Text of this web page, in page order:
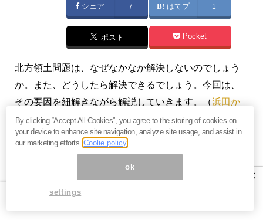
シェア 7 はてブ 1
ポスト Pocket
北方領土問題は、なぜなかなか解決しないのでしょう
か。また、どうしたら解決できるでしょう。今回は、
その要因を紐解きながら解説していきます。（浜田か
ずゆきの『ぶっちゃけ話はここだけで』浜田和幸）
※本記事は有料メルマガ『浜田かずゆきの『ぶっちゃけ
』2018年11月2日号の一部抜粋で
す。ご興味をお持ちの方はぜひこの機会に
うぞ。当月配信済みのバックナンバーもすぐ読めま
す。
×
By clicking “Accept All Cookies”, you agree to the storing of cookies on
your device to enhance site navigation, analyze site usage, and assist in
our marketing efforts.Coolie policy
ok
settings